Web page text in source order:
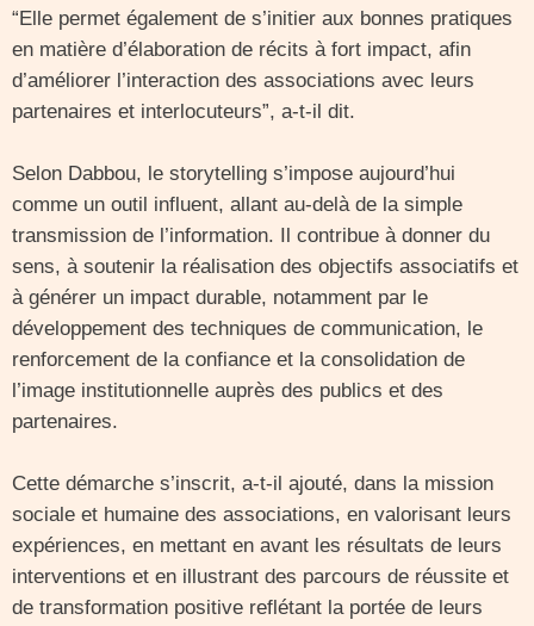
“Elle permet également de s’initier aux bonnes pratiques
en matière d’élaboration de récits à fort impact, afin
d’améliorer l’interaction des associations avec leurs
partenaires et interlocuteurs”, a-t-il dit.
Selon Dabbou, le storytelling s’impose aujourd’hui
comme un outil influent, allant au-delà de la simple
transmission de l’information. Il contribue à donner du
sens, à soutenir la réalisation des objectifs associatifs et
à générer un impact durable, notamment par le
développement des techniques de communication, le
renforcement de la confiance et la consolidation de
l’image institutionnelle auprès des publics et des
partenaires.
Cette démarche s’inscrit, a-t-il ajouté, dans la mission
sociale et humaine des associations, en valorisant leurs
expériences, en mettant en avant les résultats de leurs
interventions et en illustrant des parcours de réussite et
de transformation positive reflétant la portée de leurs